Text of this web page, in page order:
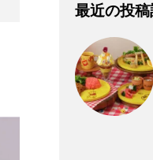
カ
最近の投